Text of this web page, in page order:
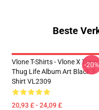
Beste
Vlone T-Shirts - Vlone X
Thug Life Album Art Black T-
Shirt VL2309
20,93 £ - 24,09 £
-20%